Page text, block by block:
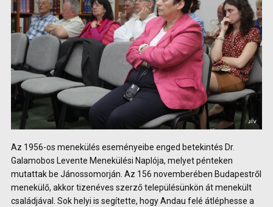
Az 1956-os menekülés eseményeibe enged betekintés Dr.
Galamobos Levente Menekülési Naplója, melyet pénteken
mutattak be Jánossomorján. Az 156 novemberében Budapestről
menekülő, akkor tizenéves szerző településünkön át menekült
családjával. Sok helyi is segítette, hogy Andau felé átléphesse a